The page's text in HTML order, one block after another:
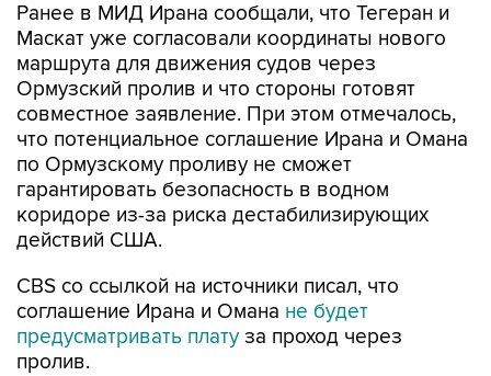
Ранее в МИД Ирана сообщали, что Тегеран и
Маскат уже согласовали координаты нового
маршрута для движения судов через
Ормузский пролив и что стороны готовят
совместное заявление. При этом отмечалось,
что потенциальное соглашение Ирана и Омана
по Ормузскому проливу не сможет
гарантировать безопасность в водном
коридоре из-за риска дестабилизирующих
действий США.
CBS со ссылкой на источники писал, что
соглашение Ирана и Омана не будет
предусматривать плату за проход через
пролив.